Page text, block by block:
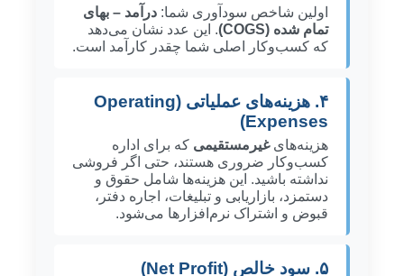
اولین شاخص سودآوری شما: درآمد – بهای
تمام شده (COGS)
. این عدد نشان می‌دهد
که کسب‌وکار اصلی شما چقدر کارآمد است.
۴. هزینه‌های عملیاتی (Operating
Expenses)
هزینه‌هایغیرمستقیمی که برای اداره
کسب‌وکار ضروری هستند، حتی اگر فروشی
نداشته باشید. این هزینه‌ها شامل حقوق و
دستمزد، بازاریابی و تبلیغات، اجاره دفتر،
قبوض و اشتراک نرم‌افزارها می‌شود.
۵. سود خالص (Net Profit)